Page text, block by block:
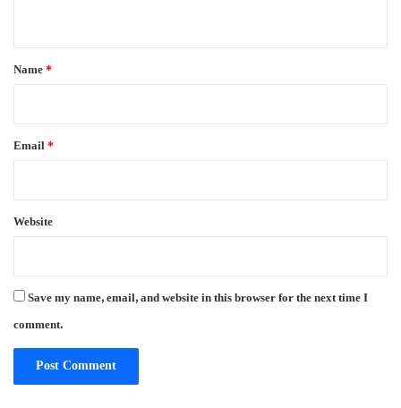
*
Name *
Email *
Website
Save my name, email, and website in this browser for the next time I
comment.